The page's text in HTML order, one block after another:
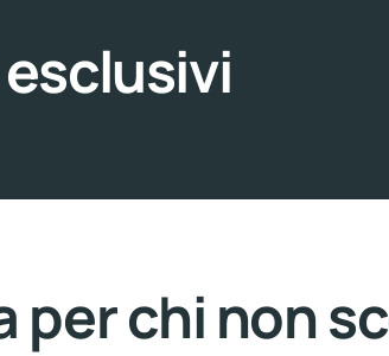
per chi non